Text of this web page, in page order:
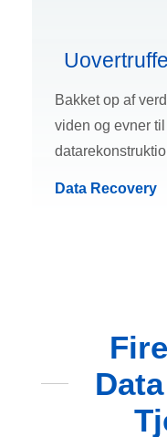
Bakket op af
viden og evner
Data Recovery